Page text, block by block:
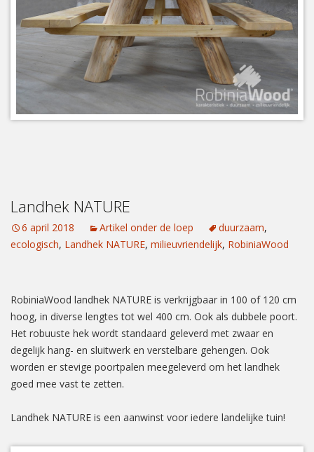
Landhek NATURE
6 april 2018 Artikel onder de loep duurzaam,
ecologisch, Landhek NATURE, milieuvriendelijk, RobiniaWood
RobiniaWood landhek NATURE is verkrijgbaar in 100 of 120 cm
hoog, in diverse lengtes tot wel 400 cm. Ook als dubbele poort.
Het robuuste hek wordt standaard geleverd met zwaar en
degelijk hang- en sluitwerk en verstelbare gehengen. Ook
worden er stevige poortpalen meegeleverd om het landhek
goed mee vast te zetten.
Landhek NATURE is een aanwinst voor iedere landelijke tuin!